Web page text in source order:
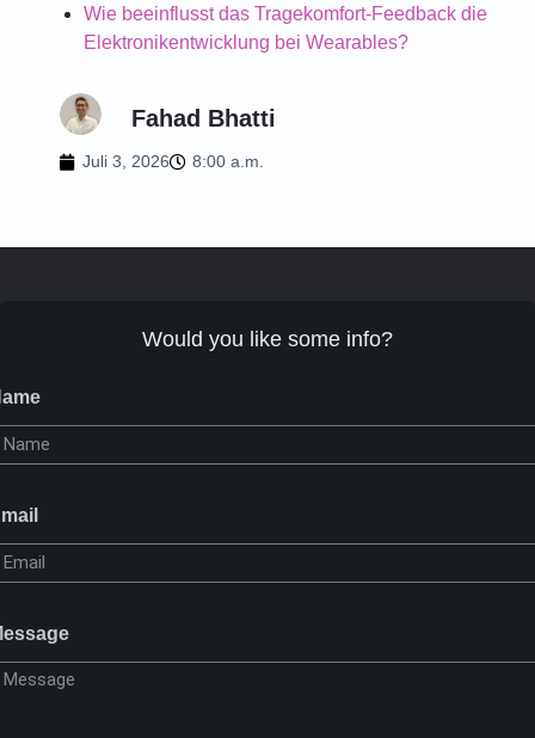
Wie beeinflusst das Tragekomfort-Feedback die
Elektronikentwicklung bei Wearables?
Fahad Bhatti
Juli 3, 2026 8:00 a.m.
Would you like some info?